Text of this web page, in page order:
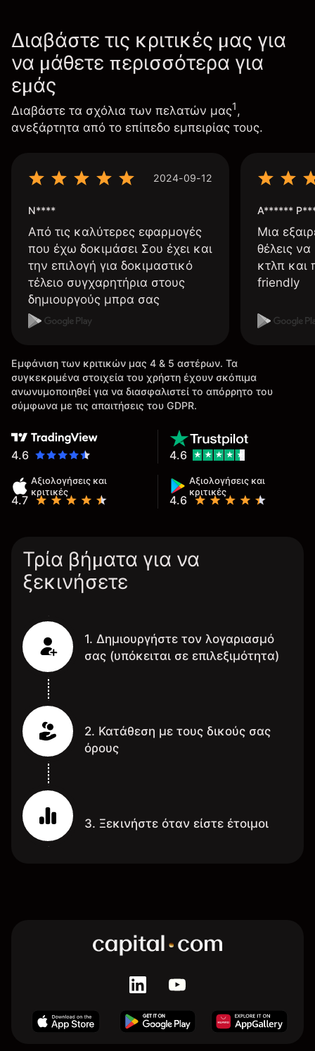
Διαβάστε τις κριτικές μας για
να μάθετε περισσότερα για
εμάς
Διαβάστε τα σχόλια των πελατών μας1,
ανεξάρτητα από το επίπεδο εμπειρίας τους.
2024-09-12
N****
Από τις καλύτερες εφαρμογές
που έχω δοκιμάσει Σου έχει και
την επιλογή για δοκιμαστικό
τέλειο συγχαρητήρια στους
δημιουργούς μπρα σας
A******
Μια
θέλεις
κτλπ και
friendly
Εμφάνιση των κριτικών μας 4 & 5 αστέρων. Τα
συγκεκριμένα στοιχεία του χρήστη έχουν σκόπιμα
ανωνυμοποιηθεί για να διασφαλιστεί το απόρρητο του
σύμφωνα με τις απαιτήσεις του GDPR.
4.6
Αξιολογήσεις και
κριτικές
4.7
Αξιολογήσεις και
κριτικές
4.6
4.6
Τρία βήματα για να
ξεκινήσετε
1. Δημιουργήστε τον λογαριασμό
σας (υπόκειται σε επιλεξιμότητα)
2. Κατάθεση με τους δικούς σας
όρους
3. Ξεκινήστε όταν είστε έτοιμοι